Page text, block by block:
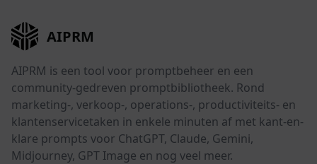
AIPRM
AIPRM is een tool voor promptbeheer en een
community-gedreven promptbibliotheek. Rond
marketing-, verkoop-, operations-, productiviteits- en
klantenservicetaken in enkele minuten af met kant-en-
klare prompts voor ChatGPT, Claude, Gemini,
Midjourney, GPT Image en nog veel meer.